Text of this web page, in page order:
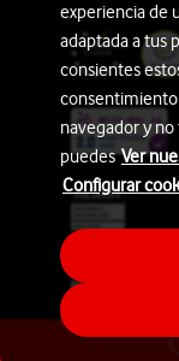
experiencia de
adaptada a tus
consientes
navegador y
puedesVer
Configurar